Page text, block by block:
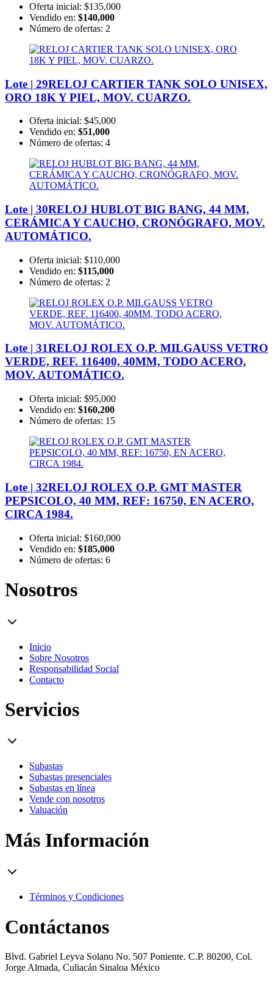
Oferta inicial: $135,000
Vendido en: $140,000
Número de ofertas: 2
Lote | 29RELOJ CARTIER TANK SOLO UNISEX,
ORO 18K Y PIEL, MOV. CUARZO.
Oferta inicial: $45,000
Vendido en: $51,000
Número de ofertas: 4
Lote | 30RELOJ HUBLOT BIG BANG, 44 MM,
CERÁMICA Y CAUCHO, CRONÓGRAFO, MOV.
AUTOMÁTICO.
Oferta inicial: $110,000
Vendido en: $115,000
Número de ofertas: 2
Lote | 31RELOJ ROLEX O.P. MILGAUSS VETRO
VERDE, REF. 116400, 40MM, TODO ACERO,
MOV. AUTOMÁTICO.
Oferta inicial: $95,000
Vendido en: $160,200
Número de ofertas: 15
Lote | 32RELOJ ROLEX O.P. GMT MASTER
PEPSICOLO, 40 MM, REF: 16750, EN ACERO,
CIRCA 1984.
Oferta inicial: $160,000
Vendido en: $185,000
Número de ofertas: 6
Nosotros
Inicio
Sobre Nosotros
Responsabilidad Social
Contacto
Servicios
Subastas
Subastas presenciales
Subastas en línea
Vende con nosotros
Valuación
Más Información
Términos y Condiciones
Contáctanos
Blvd. Gabriel Leyva Solano No. 507 Poniente. C.P. 80200, Col.
Jorge Almada, Culiacán Sinaloa México